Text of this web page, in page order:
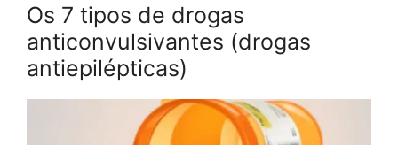
Os 7 tipos de drogas
anticonvulsivantes (drogas
antiepilépticas)